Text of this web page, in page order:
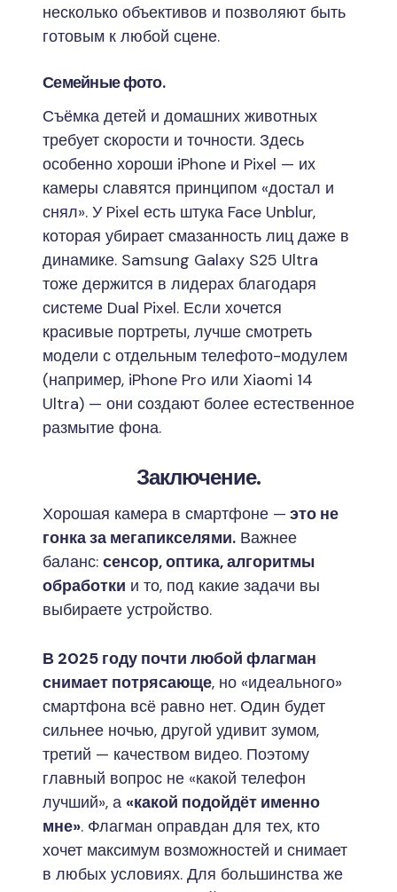
несколько объективов и позволяют быть
готовым к любой сцене.
Семейные фото.
Съёмка детей и домашних животных
требует скорости и точности. Здесь
особенно хороши iPhone и Pixel — их
камеры славятся принципом «достал и
снял». У Pixel есть штука Face Unblur,
которая убирает смазанность лиц даже в
динамике. Samsung Galaxy S25 Ultra
тоже держится в лидерах благодаря
системе Dual Pixel. Если хочется
красивые портреты, лучше смотреть
модели с отдельным телефото-модулем
(например, iPhone Pro или Xiaomi 14
Ultra) — они создают более естественное
размытие фона.
Заключение.
Хорошая камера в смартфоне — это не
гонка за мегапикселями. Важнее
баланс: сенсор, оптика, алгоритмы
обработки и то, под какие задачи вы
выбираете устройство.
В 2025 году почти любой флагман
снимает потрясающе, но «идеального»
смартфона всё равно нет. Один будет
сильнее ночью, другой удивит зумом,
третий — качеством видео. Поэтому
главный вопрос не «какой телефон
лучший», а «какой подойдёт именно
мне». Флагман оправдан для тех, кто
хочет максимум возможностей и снимает
в любых условиях. Для большинства же